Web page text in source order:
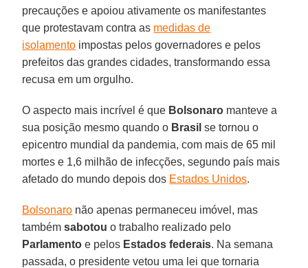
precauções e apoiou ativamente os manifestantes
que protestavam contra as medidas de
isolamento impostas pelos governadores e pelos
prefeitos das grandes cidades, transformando essa
recusa em um orgulho.
O aspecto mais incrível é que Bolsonaro manteve a
sua posição mesmo quando o Brasil se tornou o
epicentro mundial da pandemia, com mais de 65 mil
mortes e 1,6 milhão de infecções, segundo país mais
afetado do mundo depois dos Estados Unidos.
Bolsonaro não apenas permaneceu imóvel, mas
tambémsabotou o trabalho realizado pelo
Parlamento e pelos Estados federais. Na semana
passada, o presidente vetou uma lei que tornaria